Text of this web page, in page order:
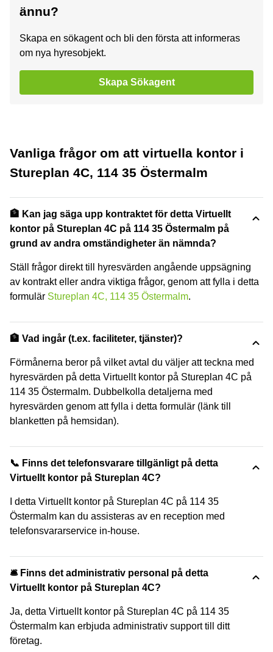
ännu?
Skapa en sökagent och bli den första att informeras
om nya hyresobjekt.
Skapa Sökagent
Vanliga frågor om att virtuella kontor i
Stureplan 4C, 114 35 Östermalm
🏦 Kan jag säga upp kontraktet för detta Virtuellt
kontor på Stureplan 4C på 114 35 Östermalm på
grund av andra omständigheter än nämnda?
Ställ frågor direkt till hyresvärden angående uppsägning
av kontrakt eller andra viktiga frågor, genom att fylla i detta
formulär Stureplan 4C, 114 35 Östermalm.
🏦 Vad ingår (t.ex. faciliteter, tjänster)?
Förmånerna beror på vilket avtal du väljer att teckna med
hyresvärden på detta Virtuellt kontor på Stureplan 4C på
114 35 Östermalm. Dubbelkolla detaljerna med
hyresvärden genom att fylla i detta formulär (länk till
blanketten på hemsidan).
📞 Finns det telefonsvarare tillgänligt på detta
Virtuellt kontor på Stureplan 4C?
I detta Virtuellt kontor på Stureplan 4C på 114 35
Östermalm kan du assisteras av en reception med
telefonsvararservice in-house.
🛎 Finns det administrativ personal på detta
Virtuellt kontor på Stureplan 4C?
Ja, detta Virtuellt kontor på Stureplan 4C på 114 35
Östermalm kan erbjuda administrativ support till ditt
företag.